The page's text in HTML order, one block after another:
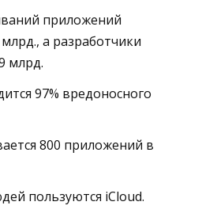
приложений
а разработчики
млрд.
97% вредоносного
800 приложений в
пользуются iCloud.